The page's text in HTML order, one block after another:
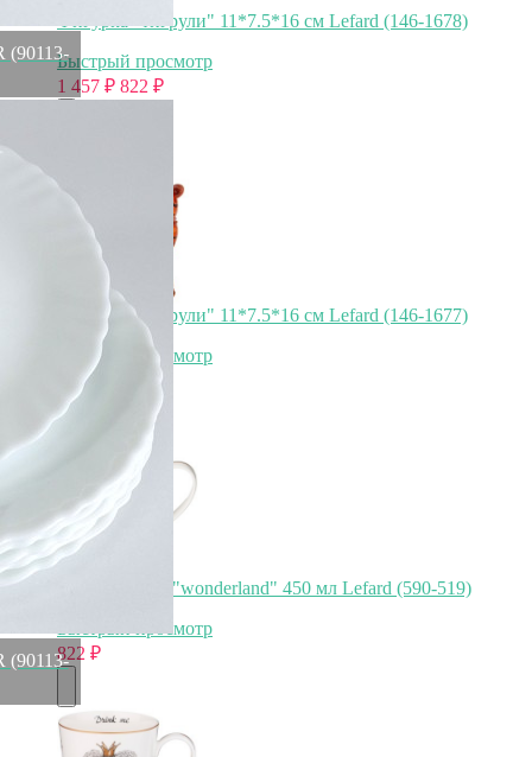
(90113-
(90113-
Фигурка "тигрули" 11*7.5*16 см Lefard (146-1678)
Быстрый просмотр
1 457 ₽ 822 ₽
Фигурка "тигрули" 11*7.5*16 см Lefard (146-1677)
Быстрый просмотр
1 457
₽
Кружка lefard "wonderland" 450 мл Lefard (590-519)
Быстрый просмотр
822 ₽